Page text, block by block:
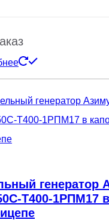
генератор
Т400-1РПМ17